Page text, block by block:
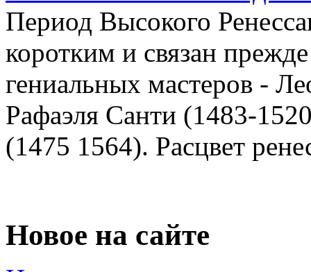
Период Высокого
коротким и связан
гениальных мастеров -
Рафаэля Санти (1483-
(1475 1564). Расцвет
Новое на сайте